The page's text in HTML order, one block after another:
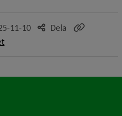
11-10
Dela